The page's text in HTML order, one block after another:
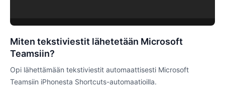
Miten tekstiviestit lähetetään Microsoft
Teamsiin?
Opi lähettämään tekstiviestit automaattisesti Microsoft
Teamsiin iPhonesta Shortcuts-automaatioilla.